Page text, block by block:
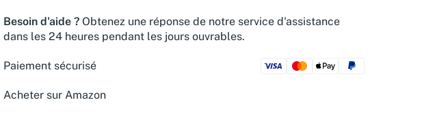
Besoin d'aide ? Obtenez une réponse de notre service d'assistance
dans les 24 heures pendant les jours ouvrables.
Paiement sécurisé
Acheter sur Amazon